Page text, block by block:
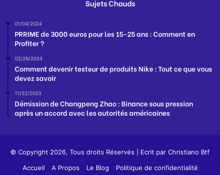
Sujets Chauds
01/04/2024
PRRIME de 3000 euros pour les 15-25 ans : Comment en
Profiter ?
02/26/2024
Comment devenir testeur de produits Nike : Tout ce que vous
devez savoir
11/22/2023
Démission de Changpeng Zhao : Binance sous pression
après un accord avec les autorités américaines
© Copyright 2026, Tous droits Réservés | Ecrit par Christiano Btf
Accueil
A Propos Le Blog Politique de confidentialité